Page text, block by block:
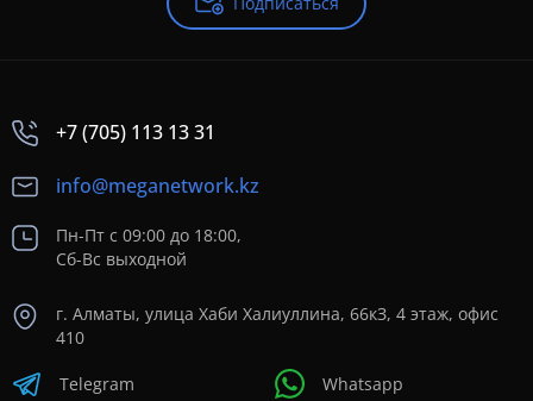
+7 (705) 113 13 31
info@meganetwork.kz
Пн-Пт с 09:00 до 18:00,
Сб-Вс выходной
г. Алматы, улица Хаби Халиуллина, 66кЗ, 4 этаж, офис
410
Telegram Whatsapp